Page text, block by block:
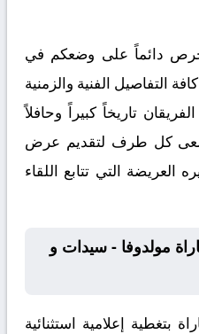
دائماً على وضعكم في
التفاصيل الفنية والزمنية
تاريخاً كبيراً وحافلاً
يسعى كل طرف لتقديم عرض
التي تتابع اللقاء
مولدوفا - سيدات و
بتغطية إعلامية استثنائية